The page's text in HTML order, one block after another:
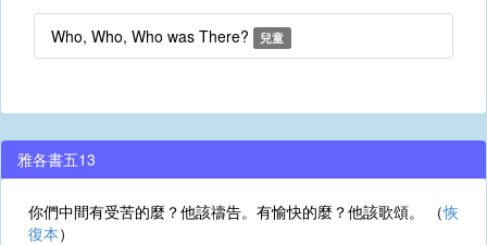
Who, Who, Who was There? 兒童
雅各書五13
你們中間有受苦的麼？他該禱告。有愉快的麼？他該歌頌。 （恢
復本）